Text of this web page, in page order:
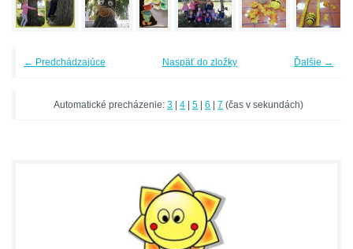
← Predchádzajúce Ďalšie →
Naspäť do zložky
Automatické precházenie: 3 4 5 6 7 (čas v sekundách)